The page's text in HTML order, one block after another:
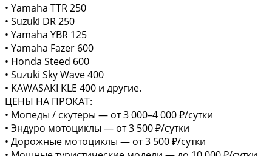
• Yamaha TTR 250
• Suzuki DR 250
• Yamaha YBR 125
• Yamaha Fazer 600
• Honda Steed 600
• Suzuki Sky Wave 400
• KAWASAKI KLE 400 и другие.
ЦЕНЫ НА ПРОКАТ:
• Мопеды / скутеры — от 3 000–4 000 ₽/сутки
• Эндуро мотоциклы — от 3 500 ₽/сутки
• Дорожные мотоциклы — от 3 500 ₽/сутки